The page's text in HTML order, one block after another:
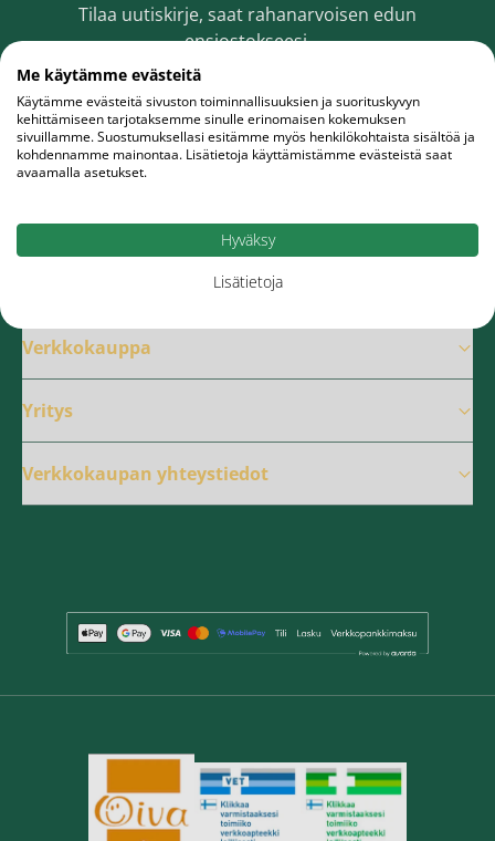
Tilaa uutiskirje, saat rahanarvoisen edun
ensiostokseesi.
Sähköpostiosoite
Tilaa
Verkkokauppa
Yritys
Verkkokaupan yhteystiedot
Me käytämme evästeitä
Käytämme evästeitä sivuston toiminnallisuuksien ja suorituskyvyn
kehittämiseen tarjotaksemme sinulle erinomaisen kokemuksen
sivuillamme. Suostumuksellasi esitämme myös henkilökohtaista sisältöä ja
kohdennamme mainontaa. Lisätietoja käyttämistämme evästeistä saat
avaamalla asetukset.
Hyväksy
Lisätietoja